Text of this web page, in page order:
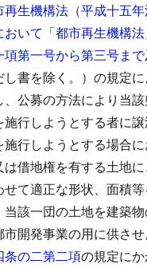
生機構法（平成十五年
いて「都市再生機構法
項第一号から第三号まで
し書を除く。）の規定
、公募の方法により当
施行しようとする者に
施行しようとする場合
借地権を有する土地
せて適正な形状、面積
該一団の土地を建築
開発事業の用に供さ
条の二第二項の規定に